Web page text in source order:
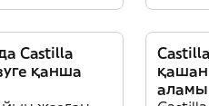
Castilla
қанша